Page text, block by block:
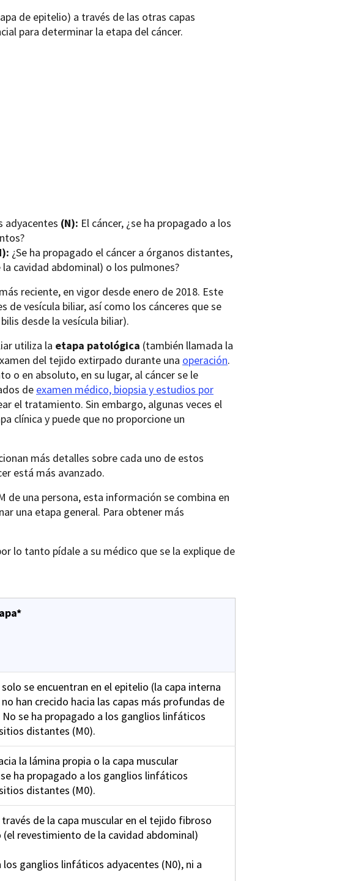
de epitelio) a través de las otras capas
para determinar la etapa del cáncer.
adyacentes (N): El cáncer, ¿se ha propagado a los
¿Se ha propagado el cáncer a órganos distantes,
cavidad abdominal) o los pulmones?
reciente, en vigor desde enero de 2018. Este
de vesícula biliar, así como los cánceres que se
desde la vesícula biliar).
utiliza la etapa patológica (también llamada la
del tejido extirpado durante una operación.
o en absoluto, en su lugar, al cáncer se le
de examen médico, biopsia y estudios por
el tratamiento. Sin embargo, algunas veces el
clínica y puede que no proporcione un
más detalles sobre cada uno de estos
está más avanzado.
de una persona, esta información se combina en
una etapa general. Para obtener más
lo tanto pídale a su médico que se la explique de
se encuentran en el epitelio (la capa interna
han crecido hacia las capas más profundas de
se ha propagado a los ganglios linfáticos
distantes (M0).
la lámina propia o la capa muscular
ha propagado a los ganglios linfáticos
distantes (M0).
través de la capa muscular en el tejido fibroso
revestimiento de la cavidad abdominal)
los ganglios linfáticos adyacentes (N0), ni a